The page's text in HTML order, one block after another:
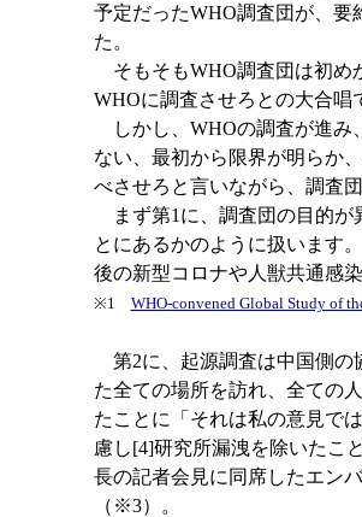
予定だったWHO調査団が、要
た。
そもそもWHO調査団は初め
WHOに調査させろとの大合唱
しかし、WHOの調査が進み
ない、最初から限界が明らか
べさせろと言いながら、調査
まず第1に、調査団の目的が
とにあるかのように扱います
後の新型コロナや人獣共通感
※1 WHO-convened Global Study of
第2に、起源調査は中国側の
た全ての場所を訪れ、全ての
たことに「それは私の意見で
慮し[4]研究所漏洩を除いたこ
長の記者会見に同席したエン
（※3）。